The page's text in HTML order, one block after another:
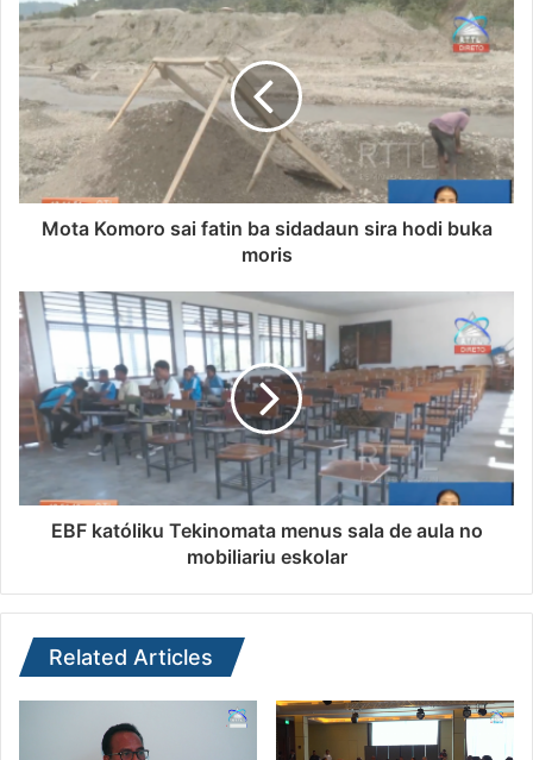
Mota Komoro sai fatin ba sidadaun sira hodi buka
moris
EBF katóliku Tekinomata menus sala de aula no
mobiliariu eskolar
Related Articles